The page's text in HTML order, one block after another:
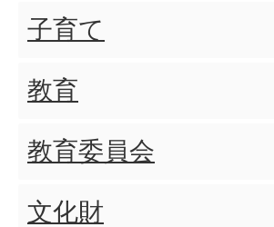
子育て
教育
教育委員会
文化財